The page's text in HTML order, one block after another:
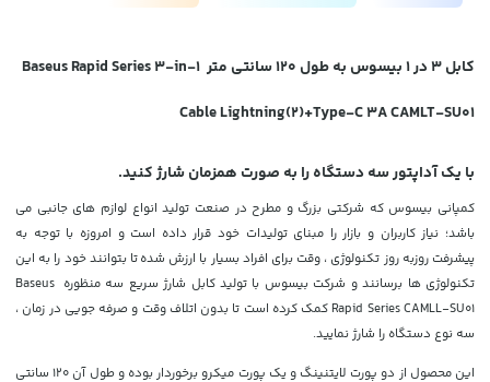
کابل 3 در 1 بیسوس به طول 120 سانتی متر Baseus Rapid Series 3-in-1
Cable Lightning(2)+Type-C 3A CAMLT-SU01
با یک آداپتور سه دستگاه را به صورت همزمان شارژ کنید.
کمپانی بیسوس که شرکتی بزرگ و مطرح در صنعت تولید انواع لوازم های جانبی می
باشد؛ نیاز کاربران و بازار را مبنای تولیدات خود قرار داده است و امروزه با توجه به
پیشرفت روزبه روز تکنولوژی ، وقت برای افراد بسیار با ارزش شدهتا بتوانند خود را به این
تکنولوژی ها برسانند و شرکت بیسوس با تولید کابل شارژ سریع سه منظوره Baseus
Rapid Series CAMLL-SU01 کمک کرده است تا بدون اتلاف وقت و صرفه جویی در زمان ،
سه نوع دستگاه را شارژ نمایید.
این محصول از دو پورت لایتنینگ و یک پورت میکرو برخوردار بوده و طول آن 120 سانتی